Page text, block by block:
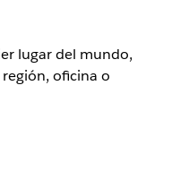
lugar del mundo,
oficina o